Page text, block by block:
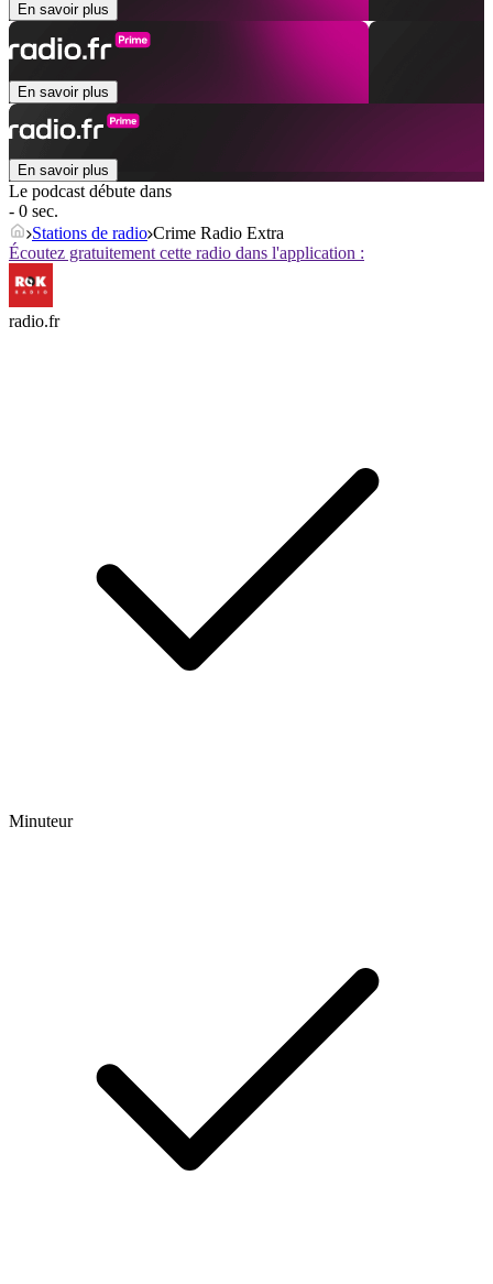
En savoir plus
En savoir plus
En savoir plus
Le podcast débute dans
- 0 sec.
Stations de radio Crime Radio Extra
Écoutez gratuitement cette radio dans l'application :
radio.fr
Minuteur